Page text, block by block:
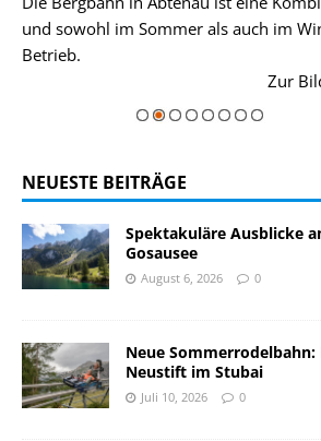
und sowohl im Sommer als auch im
Betrieb.
Zur
NEUESTE BEITRÄGE
Spektakuläre Ausblicke
Gosausee
August 6, 2026 0
Neue
Neustift im Stubai
Juli 10, 2026 0